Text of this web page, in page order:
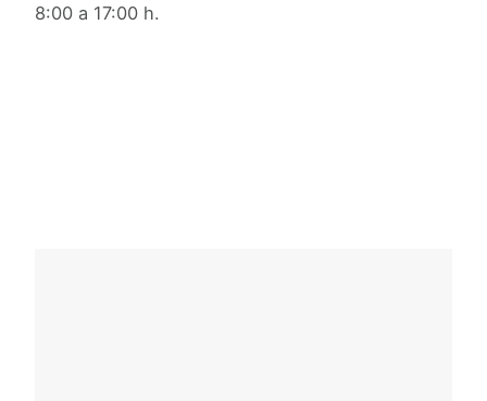
8:00 a 17:00 h.